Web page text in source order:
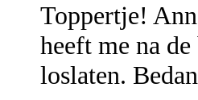
Toppertje!
heeft me na
loslaten.